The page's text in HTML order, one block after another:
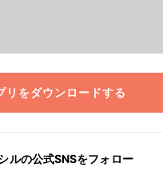
リをダウンロードする
ルの公式SNSをフォロー